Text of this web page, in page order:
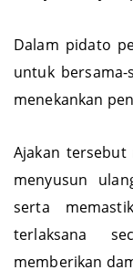
Dalam pidato
untuk
Ajakan
menyusun
serta
terlaksana